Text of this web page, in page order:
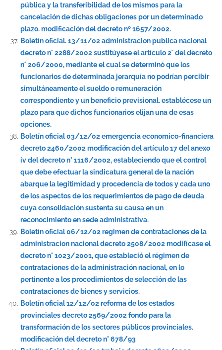
pública y la transferibilidad de los mismos para la
cancelación de dichas obligaciones por un determinado
plazo. modificación del decreto nº 1657/2002.
Boletín oficial. 13/11/02 administracion publica nacional
decreto n° 2288/2002 sustitúyese el artículo 2° del decreto
n° 206/2000, mediante el cual se determinó que los
funcionarios de determinada jerarquía no podrían percibir
simultáneamente el sueldo o remuneración
correspondiente y un beneficio previsional. establécese un
plazo para que dichos funcionarios elijan una de esas
opciones.
Boletín oficial 03/12/02 emergencia economico-financiera
decreto 2460/2002 modificación del artículo 17 del anexo
iv del decreto n° 1116/2002, estableciendo que el control
que debe efectuar la sindicatura general de la nación
abarque la legitimidad y procedencia de todos y cada uno
de los aspectos de los requerimientos de pago de deuda
cuya consolidación sustenta su causa en un
reconocimiento en sede administrativa.
Boletín oficial 06/12/02 regimen de contrataciones de la
administracion nacional decreto 2508/2002 modifícase el
decreto n° 1023/2001, que estableció el régimen de
contrataciones de la administración nacional, en lo
pertinente a los procedimientos de selección de las
contrataciones de bienes y servicios.
Boletín oficial 12/12/02 reforma de los estados
provinciales decreto 2569/2002 fondo para la
transformación de los sectores públicos provinciales.
modificación del decreto n° 678/93